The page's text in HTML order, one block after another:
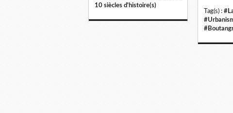
10 siècles d'histoire(s)
Tag(s) :